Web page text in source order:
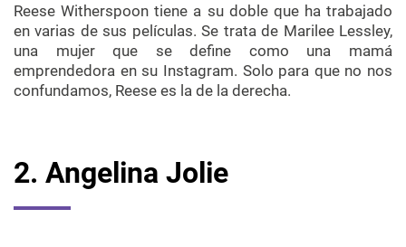
Reese Witherspoon tiene a su doble que ha trabajado
en varias de sus películas. Se trata de Marilee Lessley,
una mujer que se define como una mamá
emprendedora en su Instagram. Solo para que no nos
confundamos, Reese es la de la derecha.
2. Angelina Jolie